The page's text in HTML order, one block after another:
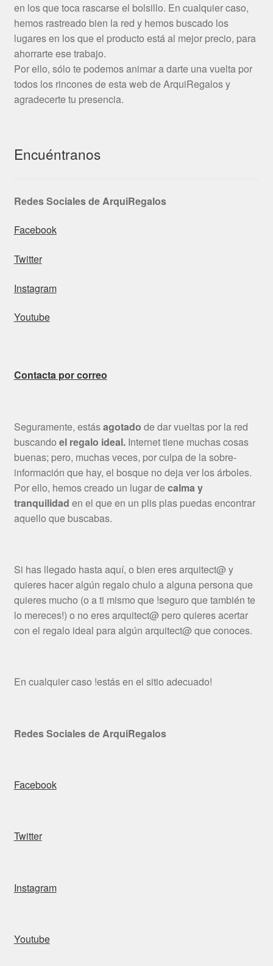
en los que toca rascarse el bolsillo. En cualquier caso,
hemos rastreado bien la red y hemos buscado los
lugares en los que el producto está al mejor precio, para
ahorrarte ese trabajo.
Por ello, sólo te podemos animar a darte una vuelta por
todos los rincones de esta web de ArquiRegalos y
agradecerte tu presencia.
Encuéntranos
Redes Sociales de ArquiRegalos
Facebook
Twitter
Instagram
Youtube
Contacta por correo
Seguramente, estásagotado de dar vueltas por la red
buscando el regalo ideal.Internet tiene muchas cosas
buenas; pero, muchas veces, por culpa de la sobre-
información que hay, el bosque no deja ver los árboles.
Por ello, hemos creado un lugar decalma y
tranquilidad en el que en un plis plas puedas encontrar
aquello que buscabas.
Si has llegado hasta aquí, o bien eres arquitect@ y
quieres hacer algún regalo chulo a alguna persona que
quieres mucho (o a ti mismo que !seguro que también te
lo mereces!) o no eres arquitect@ pero quieres acertar
con el regalo ideal para algún arquitect@ que conoces.
En cualquier caso !estás en el sitio adecuado!
Redes Sociales de ArquiRegalos
Facebook
Twitter
Instagram
Youtube